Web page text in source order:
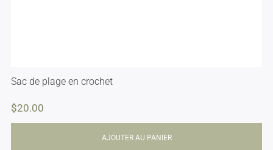
Sac de plage en crochet
$20.00
AJOUTER AU PANIER